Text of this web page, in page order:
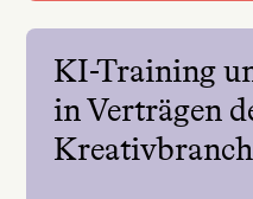
KI-Training
in Verträgen